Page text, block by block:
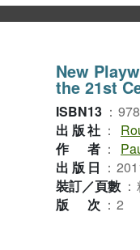
New
the 21st
ISBN13 ：
出版社 ：
作者 ：
出版日 ：
裝訂／頁數 ：
版次 ： 2